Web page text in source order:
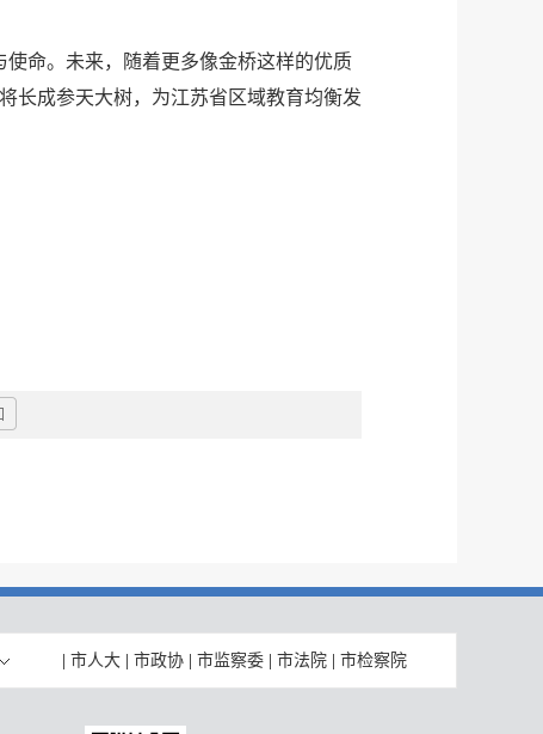
命。未来，随着更多像金桥这样的优质
长成参天大树，为江苏省区域教育均衡发
市人大 市政协 市监察委 市法院 市检察院